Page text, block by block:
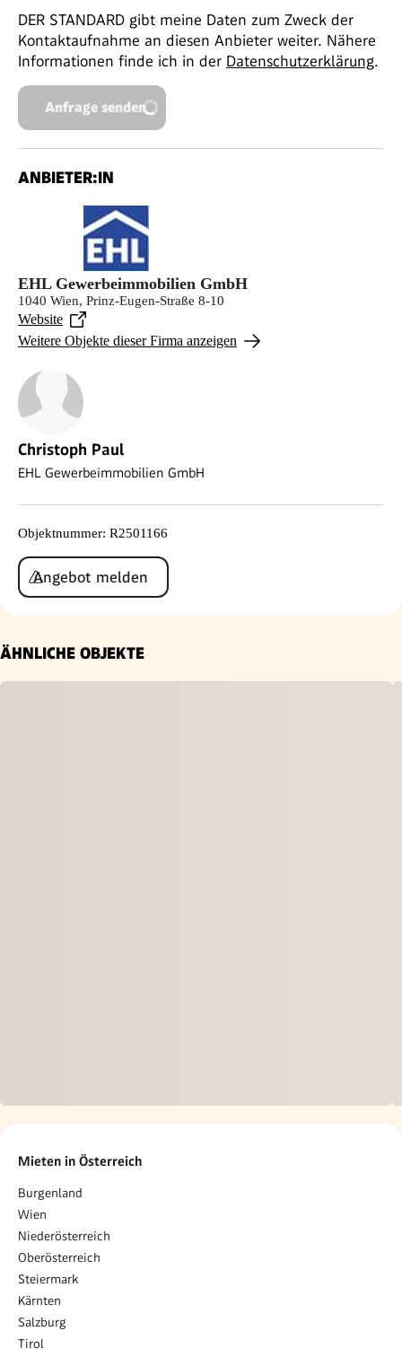
DER STANDARD gibt meine Daten zum Zweck der
Kontaktaufnahme an diesen Anbieter weiter. Nähere
Informationen finde ich in der Datenschutzerklärung.
Anfrage senden
ANBIETER:IN
EHL Gewerbeimmobilien GmbH
1040 Wien, Prinz-Eugen-Straße 8-10
Website
Weitere Objekte dieser Firma anzeigen
Christoph Paul
EHL Gewerbeimmobilien GmbH
Objektnummer: R2501166
Angebot melden
ÄHNLICHE OBJEKTE
Mieten in Österreich
Burgenland
Wien
Niederösterreich
Oberösterreich
Steiermark
Kärnten
Salzburg
Tirol